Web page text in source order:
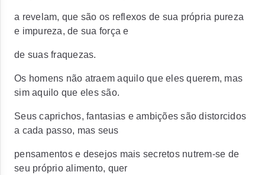
a revelam, que são os reflexos de sua própria pureza
e impureza, de sua força e
de suas fraquezas.
Os homens não atraem aquilo que eles querem, mas
sim aquilo que eles são.
Seus caprichos, fantasias e ambições são distorcidos
a cada passo, mas seus
pensamentos e desejos mais secretos nutrem-se de
seu próprio alimento, quer